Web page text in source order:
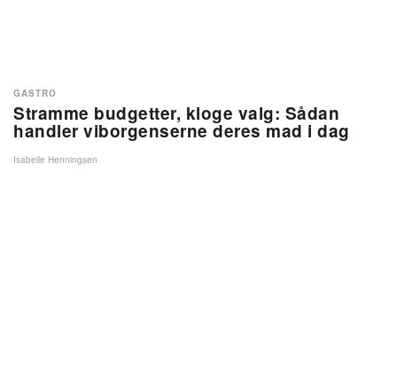
Stramme budgetter, kloge valg: Sådan
handler viborgenserne deres mad i dag
GASTRO
Isabelle Henningsen